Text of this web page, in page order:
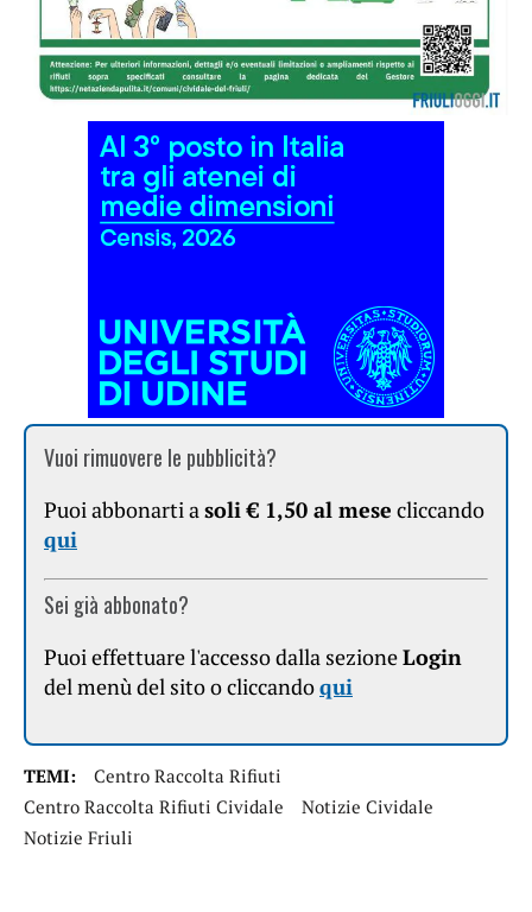
Vuoi rimuovere le pubblicità?
Puoi abbonarti a soli € 1,50 al mese cliccando
qui
Sei già abbonato?
Puoi effettuare l'accesso dalla sezioneLogin
del menù del sito o cliccandoqui
TEMI:
Centro Raccolta Rifiuti
Centro Raccolta Rifiuti Cividale
Notizie Cividale
Notizie Friuli